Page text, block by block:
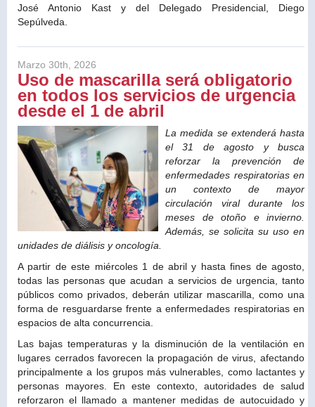
José Antonio Kast y del Delegado Presidencial, Diego
Sepúlveda.
Marzo 30th, 2026
Uso de mascarilla será obligatorio
en todos los servicios de urgencia
desde el 1 de abril
La medida se extenderá hasta
el 31 de agosto y busca
reforzar la prevención de
enfermedades respiratorias en
un contexto de mayor
circulación viral durante los
meses de otoño e invierno.
Además, se solicita su uso en
unidades de diálisis y oncología.
A partir de este miércoles 1 de abril y hasta fines de agosto,
todas las personas que acudan a servicios de urgencia, tanto
públicos como privados, deberán utilizar mascarilla, como una
forma de resguardarse frente a enfermedades respiratorias en
espacios de alta concurrencia.
Las bajas temperaturas y la disminución de la ventilación en
lugares cerrados favorecen la propagación de virus, afectando
principalmente a los grupos más vulnerables, como lactantes y
personas mayores. En este contexto, autoridades de salud
reforzaron el llamado a mantener medidas de autocuidado y